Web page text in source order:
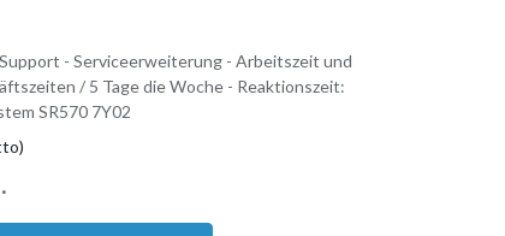
- Serviceerweiterung - Arbeitszeit und
/ 5 Tage die Woche - Reaktionszeit:
SR570 7Y02